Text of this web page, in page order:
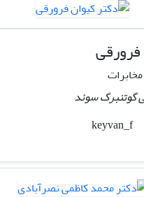
فرورقی
گوتنبرگ سوئد